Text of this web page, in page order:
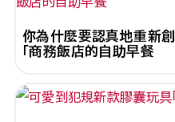
你為什麼要認真地重新
「商務飯店的自助早餐